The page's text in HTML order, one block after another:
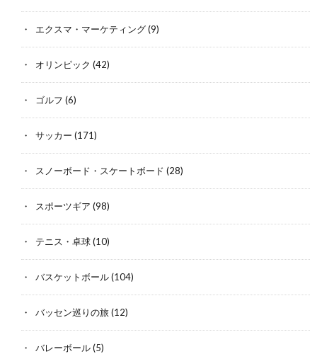
エクスマ・マーケティング(9)
オリンピック (42)
ゴルフ (6)
サッカー (171)
スノーボード・スケートボード (28)
スポーツギア (98)
テニス・卓球(10)
バスケットボール(104)
バッセン巡りの旅(12)
バレーボール(5)